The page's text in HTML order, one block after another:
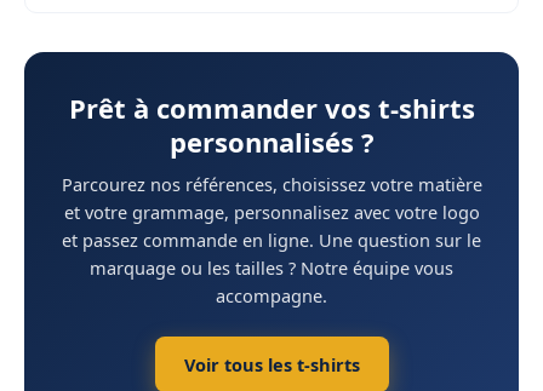
Prêt à commander vos t-shirts
personnalisés ?
Parcourez nos références, choisissez votre matière
et votre grammage, personnalisez avec votre logo
et passez commande en ligne. Une question sur le
marquage ou les tailles ? Notre équipe vous
accompagne.
Voir tous les t-shirts